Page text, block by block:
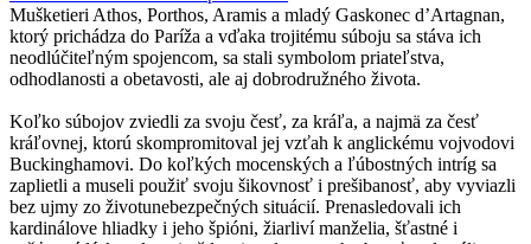
Mušketieri Athos, Porthos, Aramis a mladý Gaskonec d’Artagnan,
ktorý prichádza do Paríža a vďaka trojitému súboju sa stáva ich
neodlúčiteľným spojencom, sa stali symbolom priateľstva,
odhodlanosti a obetavosti, ale aj dobrodružného života.
Koľko súbojov zviedli za svoju česť, za kráľa, a najmä za česť
kráľovnej, ktorú skompromitoval jej vzťah k anglickému vojvodovi
Buckinghamovi. Do koľkých mocenských a ľúbostných intríg sa
zaplietli a museli použiť svoju šikovnosť i prešibanosť, aby vyviazli
bez ujmy zo životunebezpečných situácií. Prenasledovali ich
kardinálove hliadky i jeho špióni, žiarliví manželia, šťastné i